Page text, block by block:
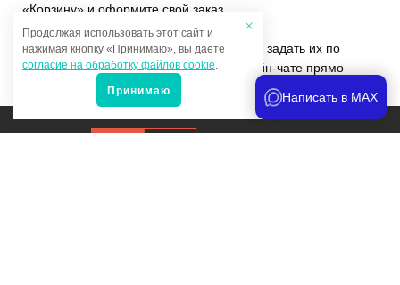
«Корзину» и оформите свой заказ.
Если у вас остались вопросы, вы можете задать их по
телефону+7 (4822)65-69-46или в онлайн-чате прямо
Продвижение сайта
Продолжая использовать этот сайт и
нажимая кнопку «Принимаю», вы даете
согласие на обработку файлов cookie.
Принимаю Написать в MAX